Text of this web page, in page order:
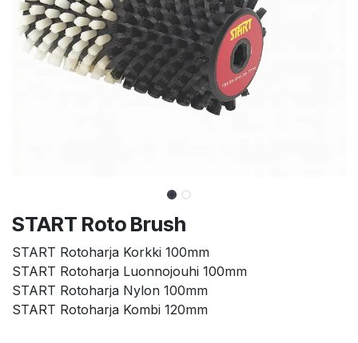
START Roto Brush
START Rotoharja Korkki 100mm
START Rotoharja Luonnojouhi 100mm
START Rotoharja Nylon 100mm
START Rotoharja Kombi 120mm